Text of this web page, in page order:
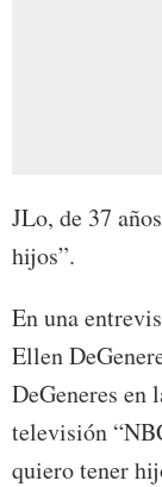
JLo, de 37
hijos”.
En una
Ellen
DeGeneres en
televisión
quiero tener